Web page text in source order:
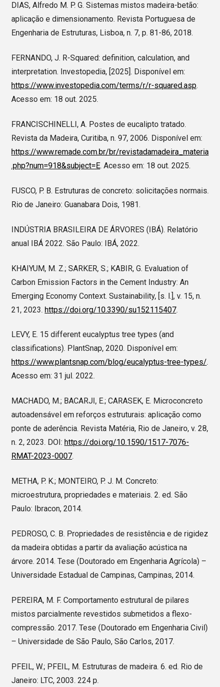
DIAS, Alfredo M. P. G. Sistemas mistos madeira-betão:
aplicação e dimensionamento. Revista Portuguesa de
Engenharia de Estruturas, Lisboa, n. 7, p. 81-86, 2018.
FERNANDO, J. R-Squared: definition, calculation, and
interpretation. Investopedia, [2025]. Disponível em:
https://www.investopedia.com/terms/r/r-squared.asp.
Acesso em: 18 out. 2025.
FRANCISCHINELLI, A. Postes de eucalipto tratado.
Revista da Madeira, Curitiba, n. 97, 2006. Disponível em:
https://www.remade.com.br/br/revistadamadeira_materia
.php?num=918&subject=E. Acesso em: 18 out. 2025.
FUSCO, P. B. Estruturas de concreto: solicitações normais.
Rio de Janeiro: Guanabara Dois, 1981.
INDÚSTRIA BRASILEIRA DE ÁRVORES (IBÁ). Relatório
anual IBÁ 2022. São Paulo: IBÁ, 2022.
KHAIYUM, M. Z.; SARKER, S.; KABIR, G. Evaluation of
Carbon Emission Factors in the Cement Industry: An
Emerging Economy Context. Sustainability, [s. l.], v. 15, n.
21, 2023. https://doi.org/10.3390/su152115407.
LEVY, E. 15 different eucalyptus tree types (and
classifications). PlantSnap, 2020. Disponível em:
https://www.plantsnap.com/blog/eucalyptus-tree-types/.
Acesso em: 31 jul. 2022.
MACHADO, M.; BACARJI, E.; CARASEK, E. Microconcreto
autoadensável em reforços estruturais: aplicação como
ponte de aderência. Revista Matéria, Rio de Janeiro, v. 28,
n. 2, 2023. DOI: https://doi.org/10.1590/1517-7076-
RMAT-2023-0007.
METHA, P. K.; MONTEIRO, P. J. M. Concreto:
microestrutura, propriedades e materiais. 2. ed. São
Paulo: Ibracon, 2014.
PEDROSO, C. B. Propriedades de resistência e de rigidez
da madeira obtidas a partir da avaliação acústica na
árvore. 2014. Tese (Doutorado em Engenharia Agrícola) –
Universidade Estadual de Campinas, Campinas, 2014.
PEREIRA, M. F. Comportamento estrutural de pilares
mistos parcialmente revestidos submetidos a flexo-
compressão. 2017. Tese (Doutorado em Engenharia Civil)
– Universidade de São Paulo, São Carlos, 2017.
PFEIL, W.; PFEIL, M. Estruturas de madeira. 6. ed. Rio de
Janeiro: LTC, 2003. 224 p.